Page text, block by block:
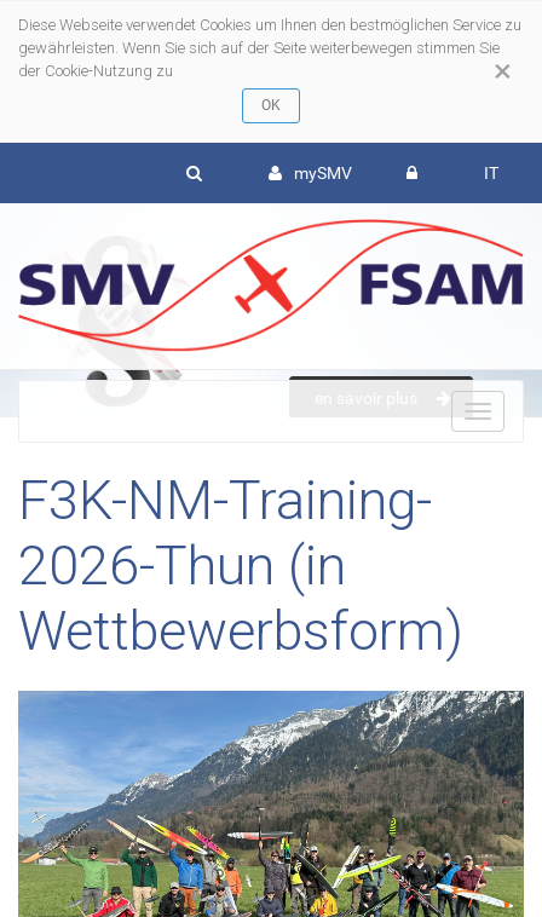
×
Diese Webseite verwendet Cookies um Ihnen den bestmöglichen Service zu
gewährleisten. Wenn Sie sich auf der Seite weiterbewegen stimmen Sie
der Cookie-Nutzung zu
mySMV IT
F3K-NM-Training-
2026-Thun (in
Wettbewerbsform)